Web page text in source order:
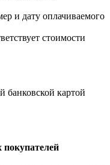
и дату оплачиваемого
стоимости
банковской картой